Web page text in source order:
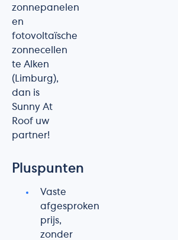
zonnepanelen
en
fotovoltaïsche
zonnecellen
te Alken
(Limburg),
dan is
Sunny At
Roof uw
partner!
Pluspunten
Vaste
afgesproken
prijs,
zonder